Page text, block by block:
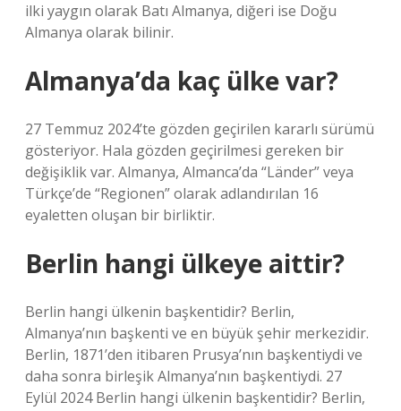
ilki yaygın olarak Batı Almanya, diğeri ise Doğu
Almanya olarak bilinir.
Almanya’da kaç ülke var?
27 Temmuz 2024’te gözden geçirilen kararlı sürümü
gösteriyor. Hala gözden geçirilmesi gereken bir
değişiklik var. Almanya, Almanca’da “Länder” veya
Türkçe’de “Regionen” olarak adlandırılan 16
eyaletten oluşan bir birliktir.
Berlin hangi ülkeye aittir?
Berlin hangi ülkenin başkentidir? Berlin,
Almanya’nın başkenti ve en büyük şehir merkezidir.
Berlin, 1871’den itibaren Prusya’nın başkentiydi ve
daha sonra birleşik Almanya’nın başkentiydi. 27
Eylül 2024 Berlin hangi ülkenin başkentidir? Berlin,